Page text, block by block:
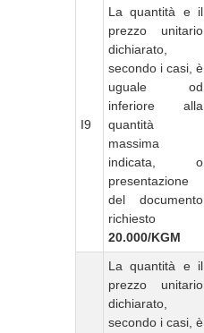
I9
La quantità e il
prezzo unitario
dichiarato,
secondo i casi, è
uguale od
inferiore alla
quantità
massima
indicata, o
presentazione
del documento
richiesto
20.000/KGM
La quantità e il
prezzo unitario
dichiarato,
secondo i casi, è